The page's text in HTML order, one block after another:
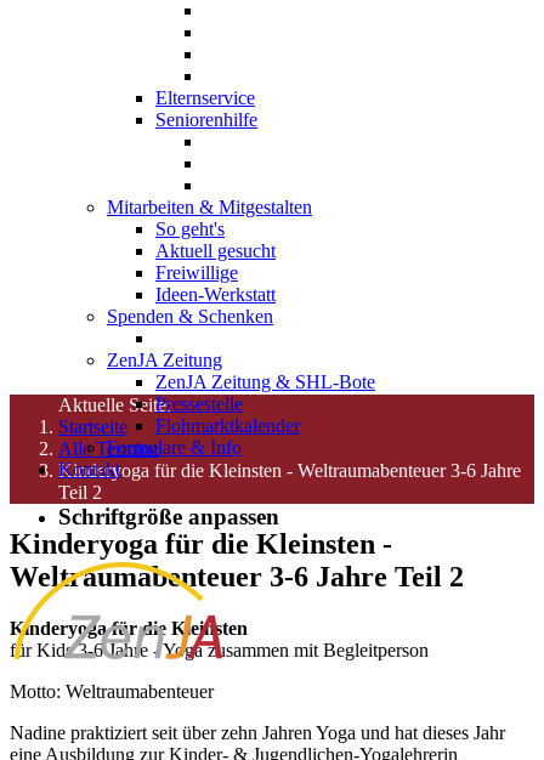
Elternservice
Seniorenhilfe
Mitarbeiten & Mitgestalten
So geht's
Aktuell gesucht
Freiwillige
Ideen-Werkstatt
Spenden & Schenken
ZenJA Zeitung
ZenJA Zeitung & SHL-Bote
Pressestelle
Flohmarktkalender
Formulare & Info
Kontakt
Schriftgröße anpassen
Aktuelle Seite:
Startseite
Alle Termine
Kinderyoga für die Kleinsten - Weltraumabenteuer 3-6 Jahre
Teil 2
Kinderyoga für die Kleinsten -
Weltraumabenteuer 3-6 Jahre Teil 2
Kinderyoga für die Kleinsten
für Kids 3-6 Jahre - Yoga zusammen mit Begleitperson
Motto: Weltraumabenteuer
Nadine praktiziert seit über zehn Jahren Yoga und hat dieses Jahr
eine Ausbildung zur Kinder- & Jugendlichen-Yogalehrerin